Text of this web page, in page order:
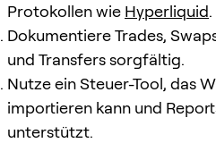
Protokollen wie Hyperliquid.
Dokumentiere Trades,
und Transfers sorgfältig.
Nutze ein Steuer-Tool, das
importieren kann und
unterstützt.